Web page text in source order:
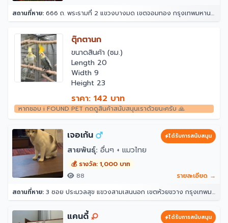
สถานที่หาย: 666 ถ. พระรามที่ 2 แขวงบางมด เขตจอมทอง กรุงเทพมหานคร 10150
ตุ๊กตานก
ขนาดสินค้า (ซม.)
Length 20
Width 9
Height 23
ราคา: 142 บาท
หากชอบ i FOUND PET กดดูสินค้าสนับสนุนเราด้วยนะครับ 🙏
เจอเก้น ได้รับการสนับสนุน
สายพันธุ์: อื่นๆ + แมวไทย
💰 รางวัล: 1,000 บาท
88
รายละเอียด →
สถานที่หาย: 3 ซอย ประมวลสุข แขวงสามเสนนอก เขตห้วยขวาง กรุงเทพมหานคร 10320
แคนดี้ ได้รับการสนับสนุน